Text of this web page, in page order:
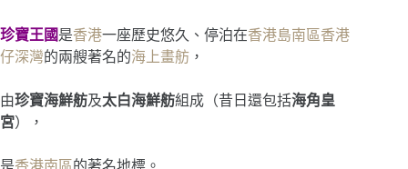
珍寶王國是香港一座歷史悠久、停泊在香港島南區香港
仔深灣的兩艘著名的海上畫舫 ，
由珍寶海鮮舫及太白海鮮舫組成（昔日還包括海角皇
宮），
是香港南區的著名地標。